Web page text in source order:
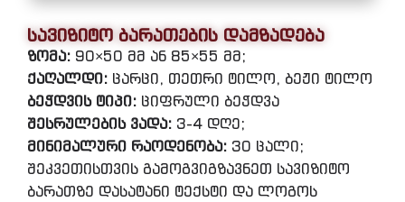
სავიზიტო ბარათების დამზადება
ზომა: 90×50 მმ ან 85×55 მმ;
ქაღალდი: ცარცი, თეთრი ტილო, ბეჟი ტილო
ბეჭდვის ტიპი: ციფრული ბეჭდვა
შესრულების ვადა: 3-4 დღე;
მინიმალური რაოდენობა: 30 ცალი;
შეკვეთისთვის გამოგვიგზავნეთ სავიზიტო
ბარათზე დასატანი ტექსტი და ლოგოს